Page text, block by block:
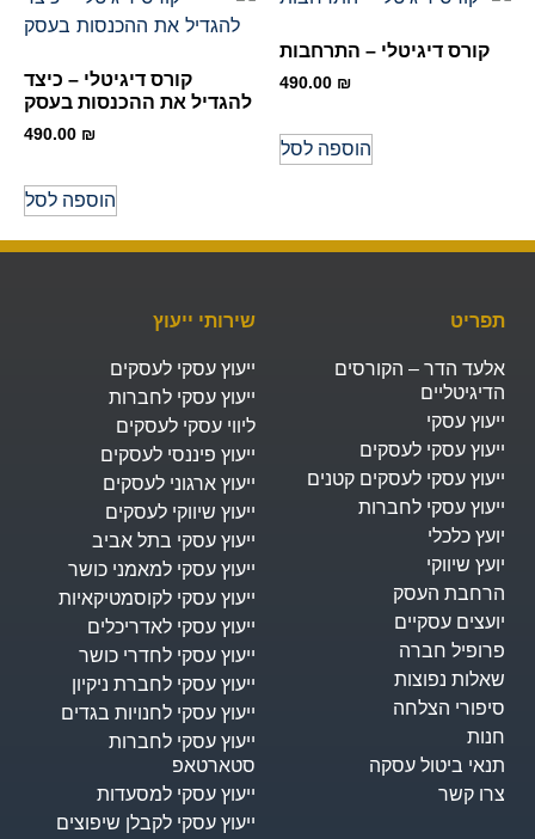
קורס דיגיטלי – התרחבות
490.00 ₪
הוספה לסל
קורס דיגיטלי – כיצד
להגדיל את ההכנסות בעסק
490.00 ₪
הוספה לסל
תפריט
אלעד הדר – הקורסים
הדיגיטליים
ייעוץ עסקי
ייעוץ עסקי לעסקים
ייעוץ עסקי לעסקים קטנים
ייעוץ עסקי לחברות
יועץ כלכלי
יועץ שיווקי
הרחבת העסק​
יועצים עסקיים
פרופיל חברה
שאלות נפוצות
סיפורי הצלחה
חנות
תנאי ביטול עסקה
צרו קשר
שירותי ייעוץ
ייעוץ עסקי לעסקים
ייעוץ עסקי לחברות
ליווי עסקי לעסקים
ייעוץ פיננסי לעסקים
ייעוץ ארגוני לעסקים
ייעוץ שיווקי לעסקים
ייעוץ עסקי בתל אביב
ייעוץ עסקי למאמני כושר
ייעוץ עסקי לקוסמטיקאיות
ייעוץ עסקי לאדריכלים
ייעוץ עסקי לחדרי כושר
ייעוץ עסקי לחברת ניקיון
ייעוץ עסקי לחנויות בגדים
ייעוץ עסקי לחברות
סטארטאפ
ייעוץ עסקי למסעדות
ייעוץ עסקי לקבלן שיפוצים